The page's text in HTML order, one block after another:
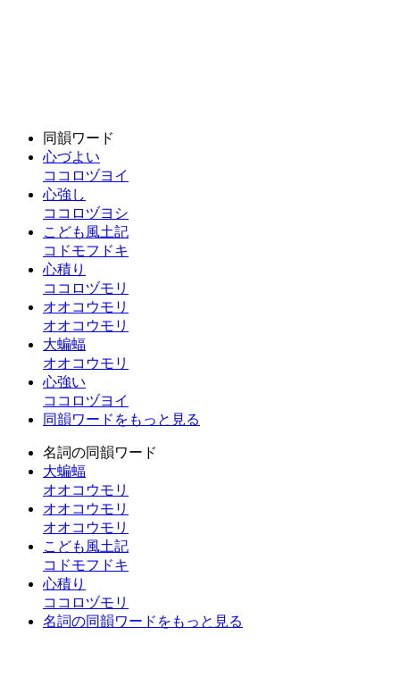
同韻ワード
心づよい
ココロヅヨイ
心強し
ココロヅヨシ
こども風土記
コドモフドキ
心積り
ココロヅモリ
オオコウモリ
オオコウモリ
大蝙蝠
オオコウモリ
心強い
ココロヅヨイ
同韻ワードをもっと見る
名詞の同韻ワード
大蝙蝠
オオコウモリ
オオコウモリ
オオコウモリ
こども風土記
コドモフドキ
心積り
ココロヅモリ
名詞の同韻ワードをもっと見る